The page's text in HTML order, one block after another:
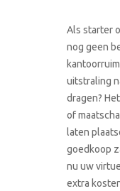
Als starter
nog geen
uitstraling
dragen?
of
laten
goedkoop
nu uw
extra